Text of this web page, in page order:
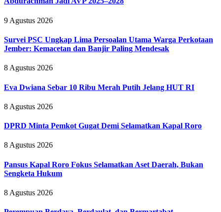
9 Agustus 2026
Survei PSC Ungkap Lima Persoalan Utama Warga Perkotaan
Jember: Kemacetan dan Banjir Paling Mendesak
8 Agustus 2026
Eva Dwiana Sebar 10 Ribu Merah Putih Jelang HUT RI
8 Agustus 2026
DPRD Minta Pemkot Gugat Demi Selamatkan Kapal Roro
8 Agustus 2026
Pansus Kapal Roro Fokus Selamatkan Aset Daerah, Bukan
Sengketa Hukum
8 Agustus 2026